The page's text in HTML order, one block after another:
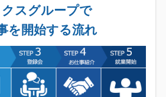
スグループで
を開始する流れ